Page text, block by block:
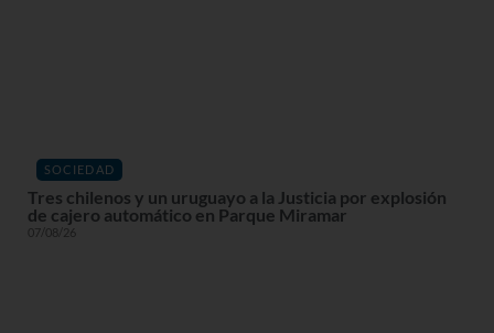
SOCIEDAD
Tres chilenos y un uruguayo a la Justicia por explosión
de cajero automático en Parque Miramar
07/08/26